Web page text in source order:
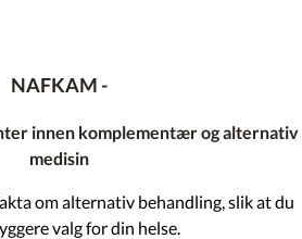
NAFKAM -
innen komplementær og alternativ
medisin
om alternativ behandling, slik at du
valg for din helse.